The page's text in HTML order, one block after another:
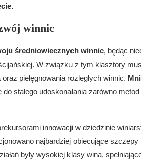
winnic
średniowiecznych winnic, będąc
W związku z tym klasztory
pielęgnowania rozległych winnic.
do stałego udoskonalania zarówno
innowacji w dziedzinie
najbardziej obiecujące szczepy
były wysokiej klasy wina,